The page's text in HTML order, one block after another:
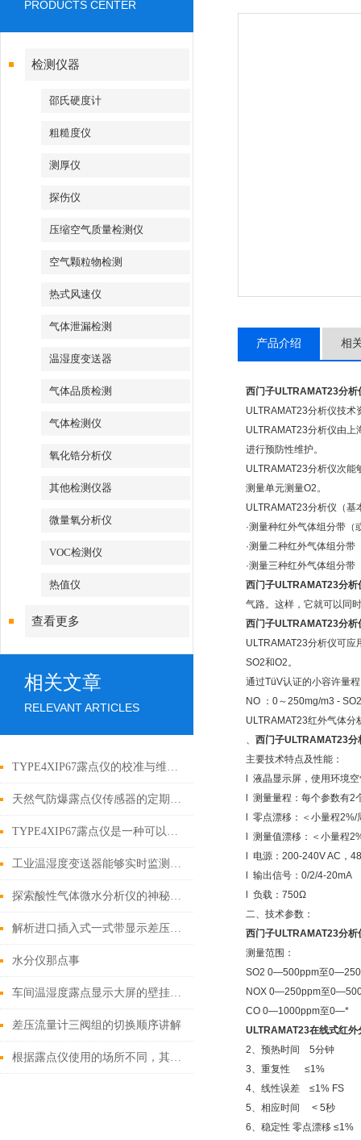
PRODUCTS CENTER
检测仪器
邵氏硬度计
粗糙度仪
测厚仪
探伤仪
压缩空气质量检测仪
空气颗粒物检测
热式风速仪
气体泄漏检测
温湿度变送器
气体品质检测
气体检测仪
氧化锆分析仪
其他检测仪器
微量氧分析仪
VOC检测仪
热值仪
查看更多
相关文章
RELEVANT ARTICLES
TYPE4XIP67露点仪的校准与维护秘诀
天然气防爆露点仪传感器的定期校准与维护规范
TYPE4XIP67露点仪是一种可以直接测量露点温度的仪器
工业温湿度变送器能够实时监测环境条件的变化
探索酸性气体微水分析仪的神秘力量
解析进口插入式一式带显示差压流量计的工作原理与特点
水分仪那点事
车间温湿度露点显示大屏的壁挂与吊装安装方式
差压流量计三阀组的切换顺序讲解
根据露点仪使用的场所不同，其选购的要点也不相同
产品介绍 相
西门子ULTRAMAT23分析
ULTRAMAT23分析仪技术
ULTRAMAT23分析仪由
进行预防性维护。
ULTRAMAT23分析仪次
测量单元测量O2。
ULTRAMAT23分析仪（基
·测量种红外气体组分带（
·测量二种红外气体组分带
·测量三种红外气体组分带
西门子ULTRAMAT23分析
气路。这样，它就可以同
西门子ULTRAMAT23分析
ULTRAMAT23分析仪可
SO2和O2。
通过TüV认证的小容许量
NO ：0～250mg/m3 -
ULTRAMAT23红外气体
、 西门子ULTRAMAT23分
主要技术特点及性能：
l 液晶显示屏，使用环境
l 测量量程：每个参数有2
l 零点漂移：＜小量程2%/
l 测量值漂移：＜小量程
l 电源：200-240V AC，
l 输出信号：0/2/4-20mA
l 负载：750Ω
二、技术参数：
西门子ULTRAMAT23分析
测量范围：
SO2 0—500ppm至
NOX 0—250ppm至
CO 0—1000ppm至0—*
ULTRAMAT23在线式红外
2、预热时间 5分钟
3、重复性 ≤1%
4、线性误差 ≤1% FS
5、相应时间 < 5秒
6、稳定性 零点漂移